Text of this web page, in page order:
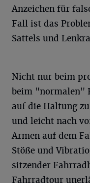
Anzeichen für
Fall ist das
Sattels und
Nicht nur beim
beim "normalen"
auf die Haltung
und leicht nach
Armen auf dem
Stöße und
sitzender
Fahrradtour